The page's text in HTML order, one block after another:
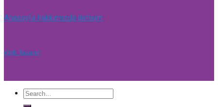
Anasayfa hakkımızda iletişim
Web Tasarım